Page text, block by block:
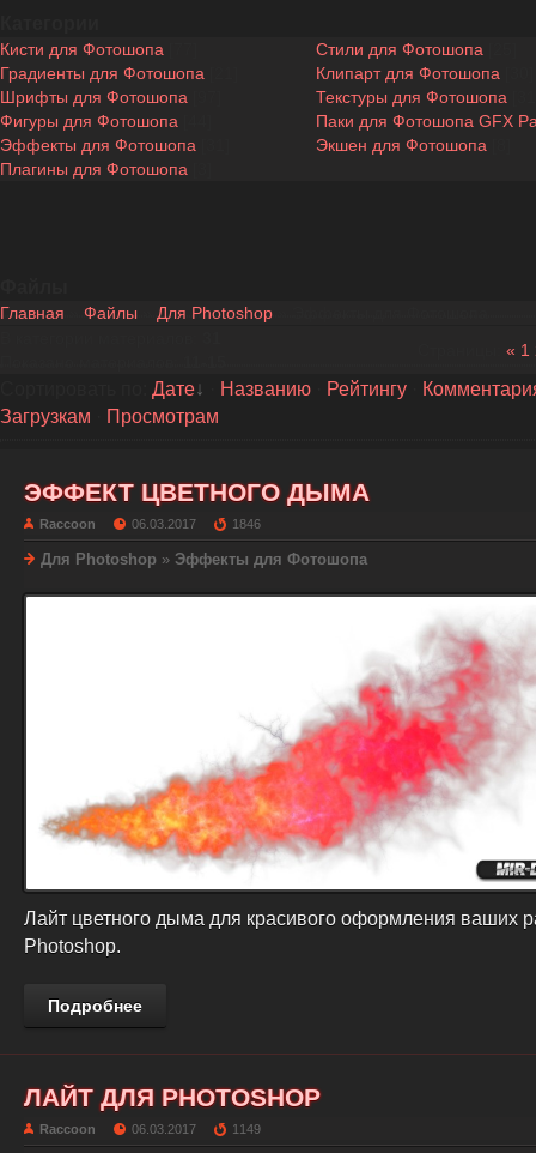
Кисти для Фотошопа Стили для Фотошопа
Градиенты для Фотошопа
Клипарт для Фотошопа
Шрифты для Фотошопа
Текстуры для Фотошопа
Фигуры для Фотошопа
Паки для Фотошопа GFX
Эффекты для Фотошопа
Экшен для Фотошопа
Плагины для Фотошопа
Главная Файлы Для Photoshop
« 1
Дате Названию Рейтингу
Загрузкам
Просмотрам
ЭФФЕКТ ЦВЕТНОГО ДЫМА
Raccoon 06.03.2017 1846
Для Photoshop » Эффекты для Фотошопа
Лайт цветного дыма для красивого оформления ваших
Photoshop.
Подробнее
ЛАЙТ ДЛЯ PHOTOSHOP
Raccoon 06.03.2017 1149